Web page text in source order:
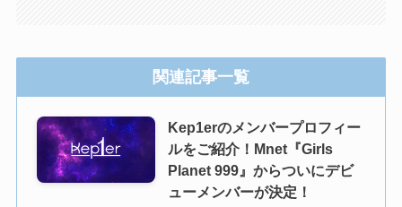
関連記事一覧
Kep1erのメンバープロフィー
ルをご紹介！Mnet『Girls
Planet 999』からついにデビ
ューメンバーが決定！